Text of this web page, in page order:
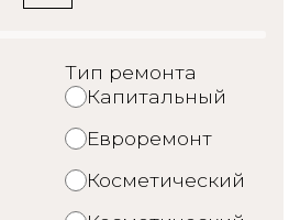
Тип ремонта
Капитальный
Евроремонт
Косметический